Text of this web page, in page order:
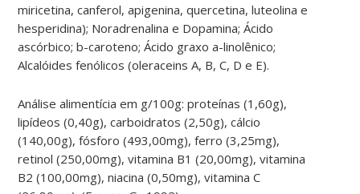
miricetina, canferol, apigenina, quercetina, luteolina e
hesperidina); Noradrenalina e Dopamina; Ácido
ascórbico; b-caroteno; Ácido graxo a-linolênico;
Alcalóides fenólicos (oleraceins A, B, C, D e E).
Análise alimentícia em g/100g: proteínas (1,60g),
lipídeos (0,40g), carboidratos (2,50g), cálcio
(140,00g), fósforo (493,00mg), ferro (3,25mg),
retinol (250,00mg), vitamina B1 (20,00mg), vitamina
B2 (100,00mg), niacina (0,50mg), vitamina C